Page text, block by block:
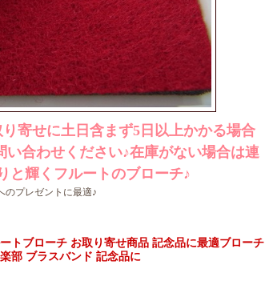
寄せに土日含まず5日以上かかる場合
合わせください♪在庫がない場合は連
と輝くフルートのブローチ♪
のプレゼントに最適♪
トブローチ お取り寄せ商品 記念品に最適ブローチ
部 ブラスバンド 記念品に